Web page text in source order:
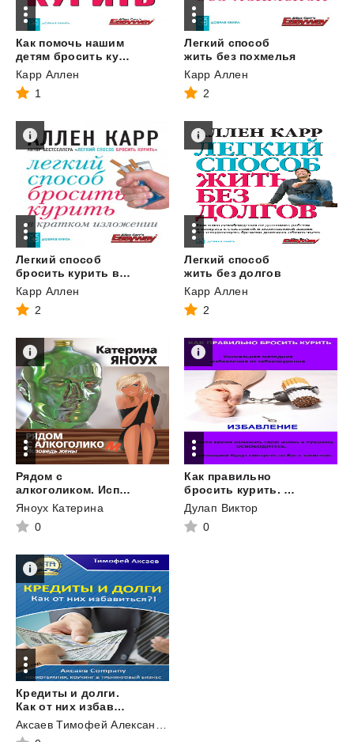
Как помочь нашим
детям бросить курить
Карр Аллен
1
Легкий способ
жить без похмелья
Карр Аллен
2
Легкий способ
бросить курить в кратком изложении
Карр Аллен
2
Легкий способ
жить без долгов
Карр Аллен
2
Рядом с
алкоголиком. Исповедь жены
Яноух Катерина
0
Как правильно
бросить курить. А также что делать, если Аллен Карр не помогает
Дулап Виктор
0
Кредиты и долги.
Как от них избавиться